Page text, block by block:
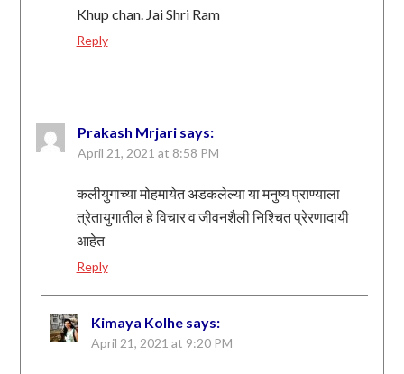
Khup chan. Jai Shri Ram
Reply
Prakash Mrjari says:
April 21, 2021 at 8:58 PM
कलीयुगाच्या मोहमायेत अडकलेल्या या मनुष्य प्राण्याला
त्रेतायुगातील हे विचार व जीवनशैली निश्चित प्रेरणादायी
आहेत
Reply
Kimaya Kolhe says:
April 21, 2021 at 9:20 PM